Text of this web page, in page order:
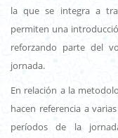
la que se integra a
permiten una
reforzando parte del
jornada.
En relación a la
hacen referencia a
períodos de la